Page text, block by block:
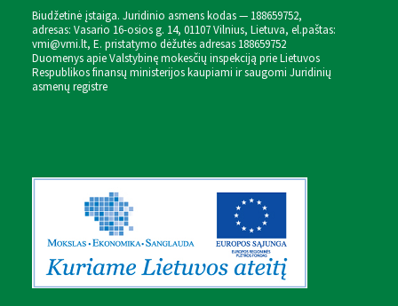
Biudžetinė įstaiga. Juridinio asmens kodas — 188659752,
adresas: Vasario 16-osios g. 14, 01107 Vilnius, Lietuva, el.paštas:
vmi@vmi.lt, E. pristatymo dėžutės adresas 188659752
Duomenys apie Valstybinę mokesčių inspekciją prie Lietuvos
Respublikos finansų ministerijos kaupiami ir saugomi Juridinių
asmenų registre